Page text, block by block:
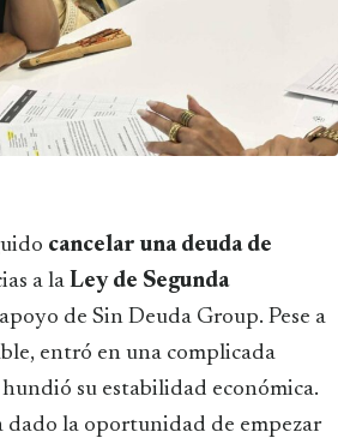
cancelar una deuda de
a la Ley de Segunda
de Sin Deuda Group. Pese a
entró en una complicada
su estabilidad económica.
dado la oportunidad de empezar